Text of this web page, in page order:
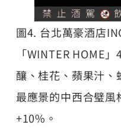
圖4. 台北萬豪酒店
「WINTER HOME
釀、桂花、蘋果汁
最應景的中西合璧
+10%。